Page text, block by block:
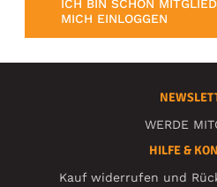
ICH BIN SCHON
MICH EINLOGGEN
WERDE
HILFE &
Kauf widerrufen und